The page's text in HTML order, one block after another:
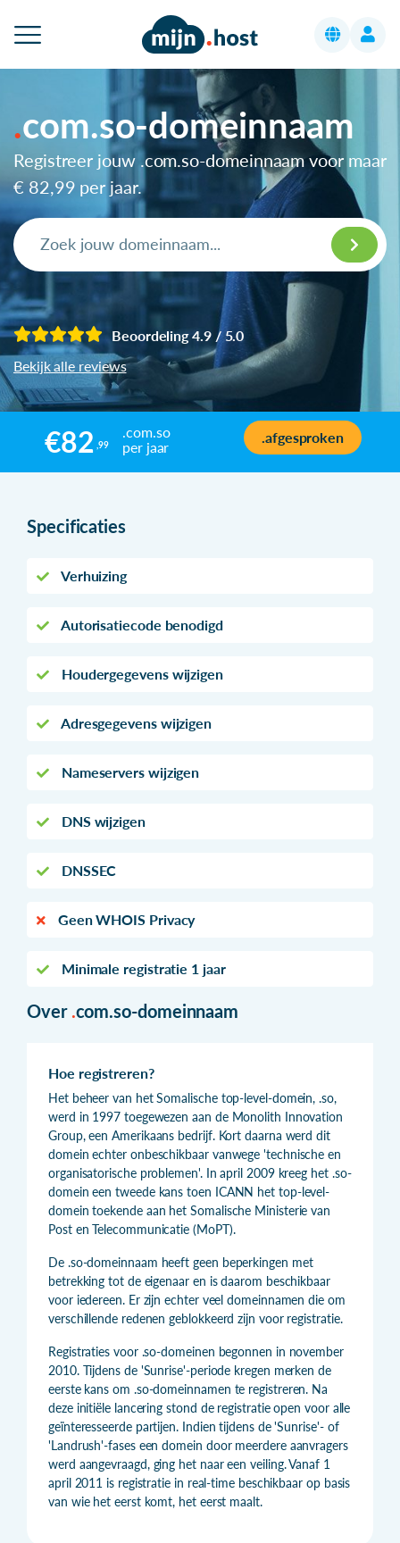
com.so-domeinnaam
Registreer jouw .com.so-domeinnaam voor maar
€ 82,99 per jaar.
Beoordeling 4.9 / 5.0
Bekijk alle reviews
€82 ,99
.com.so
per jaar
.afgesproken
Specificaties
Verhuizing
Autorisatiecode benodigd
Houdergegevens wijzigen
Adresgegevens wijzigen
Nameservers wijzigen
DNS wijzigen
DNSSEC
Geen WHOIS Privacy
Minimale registratie 1 jaar
Over .com.so-domeinnaam
Hoe registreren?
Het beheer van het Somalische top-level-domein, .so,
werd in 1997 toegewezen aan de Monolith Innovation
Group, een Amerikaans bedrijf. Kort daarna werd dit
domein echter onbeschikbaar vanwege 'technische en
organisatorische problemen'. In april 2009 kreeg het .so-
domein een tweede kans toen ICANN het top-level-
domein toekende aan het Somalische Ministerie van
Post en Telecommunicatie (MoPT).
De .so-domeinnaam heeft geen beperkingen met
betrekking tot de eigenaar en is daarom beschikbaar
voor iedereen. Er zijn echter veel domeinnamen die om
verschillende redenen geblokkeerd zijn voor registratie.
Registraties voor .so-domeinen begonnen in november
2010. Tijdens de 'Sunrise'-periode kregen merken de
eerste kans om .so-domeinnamen te registreren. Na
deze initiële lancering stond de registratie open voor alle
geïnteresseerde partijen. Indien tijdens de 'Sunrise'- of
'Landrush'-fases een domein door meerdere aanvragers
werd aangevraagd, ging het naar een veiling. Vanaf 1
april 2011 is registratie in real-time beschikbaar op basis
van wie het eerst komt, het eerst maalt.